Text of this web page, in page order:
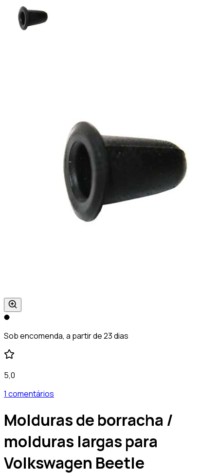
Sob encomenda, a partir de 23 dias
5,0
1 comentários
Molduras de borracha /
molduras largas para
Volkswagen Beetle